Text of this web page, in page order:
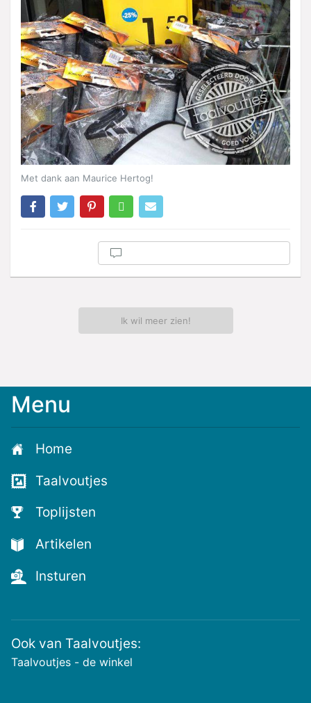
Met dank aan Maurice Hertog!
Ik wil meer zien!
Meld
voor
de
nieuwste
voutjes
en
de
voutste
nieuwtjes!
Menu
Home
Taalvoutjes
Toplijsten
Artikelen
Insturen
Ook van Taalvoutjes:
Taalvoutjes - de winkel